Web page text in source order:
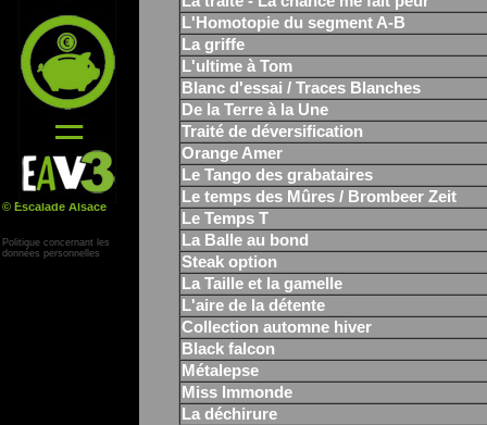
© Escalade Alsace
Politique concernant les
données personnelles
L'Homotopie du segment A-B
La griffe
L'ultime à Tom
Blanc d'essai / Traces Blanches
De la Terre à la Une
Traité de déversification
Orange Amer
Le Tango des grabataires
Le temps des Mûres / Brombeer Zeit
Le Temps T
La Balle au bond
Steak option
La Taille et la gamelle
L'aire de la détente
Collection automne hiver
Black falcon
Métalepse
Miss Immonde
La déchirure